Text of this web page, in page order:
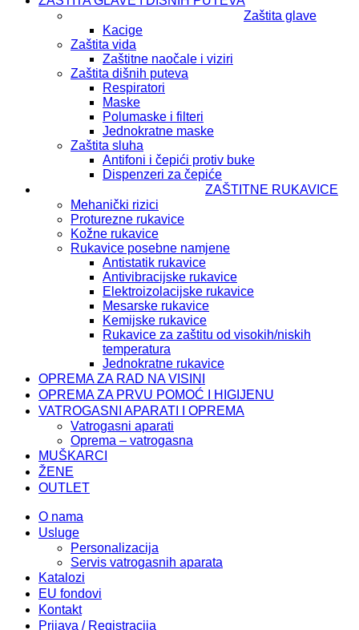
Zaštita glave
Kacige
Zaštita vida
Zaštitne naočale i viziri
Zaštita dišnih puteva
Respiratori
Maske
Polumaske i filteri
Jednokratne maske
Zaštita sluha
Antifoni i čepići protiv buke
Dispenzeri za čepiće
ZAŠTITNE RUKAVICE
Mehanički rizici
Proturezne rukavice
Kožne rukavice
Rukavice posebne namjene
Antistatik rukavice
Antivibracijske rukavice
Elektroizolacijske rukavice
Mesarske rukavice
Kemijske rukavice
Rukavice za zaštitu od visokih/niskih
temperatura
Jednokratne rukavice
OPREMA ZA RAD NA VISINI
OPREMA ZA PRVU POMOĆ I HIGIJENU
VATROGASNI APARATI I OPREMA
Vatrogasni aparati
Oprema – vatrogasna
MUŠKARCI
ŽENE
OUTLET
O nama
Usluge
Personalizacija
Servis vatrogasnih aparata
Katalozi
EU fondovi
Kontakt
Prijava / Registracija